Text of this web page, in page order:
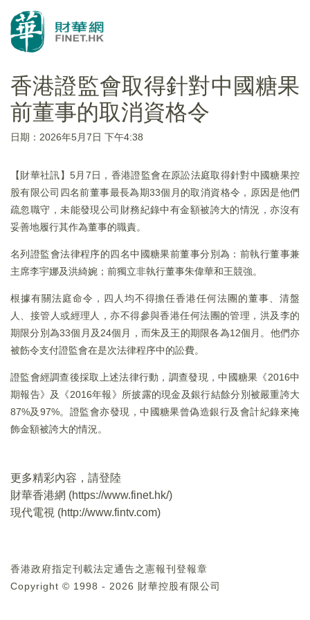
香港證監會取得針對中國糖果
前董事的取消資格令
日期：2026年5月7日 下午4:38
【財華社訊】5月7日，香港證監會在原訟法庭取得針對中國糖果控
股有限公司四名前董事最長為期33個月的取消資格令，原因是他們
疏忽職守，未能發現公司財務紀錄中有金額被誇大的情況，亦沒有
妥善地履行其作為董事的職責。
名列證監會法律程序的四名中國糖果前董事分別為：前執行董事兼
主席李宇娜及洪綺婉；前獨立非執行董事朱偉華和王競強。
根據有關法庭命令，四人均不得擔任香港任何法團的董事、清盤
人、接管人或經理人，亦不得參與香港任何法團的管理，洪及李的
期限分別為33個月及24個月，而朱及王的期限各為12個月。他們亦
被飭令支付證監會在是次法律程序中的訟費。
證監會經調查後採取上述法律行動，調查發現，中國糖果《2016中
期報告》及《2016年報》所披露的現金及銀行結餘分別被嚴重誇大
87%及97%。證監會亦發現，中國糖果曾偽造銀行及會計紀錄來掩
飾金額被誇大的情況。
更多精彩內容，請登陸
財華香港網 (https://www.finet.hk/)
現代電視 (http://www.fintv.com)
香港政府指定刊載法定通告之憲報刊登報章
Copyright © 1998 - 2026 財華控股有限公司